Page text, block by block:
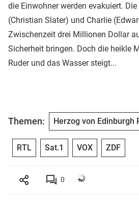
die Einwohner werden evakuiert.
(Christian Slater) und Charlie
Zwischenzeit drei Millionen Dollar
Sicherheit bringen. Doch die heikle
Ruder und das Wasser steigt...
Themen: Herzog von Edinburgh
RTL Sat.1 VOX ZDF
0